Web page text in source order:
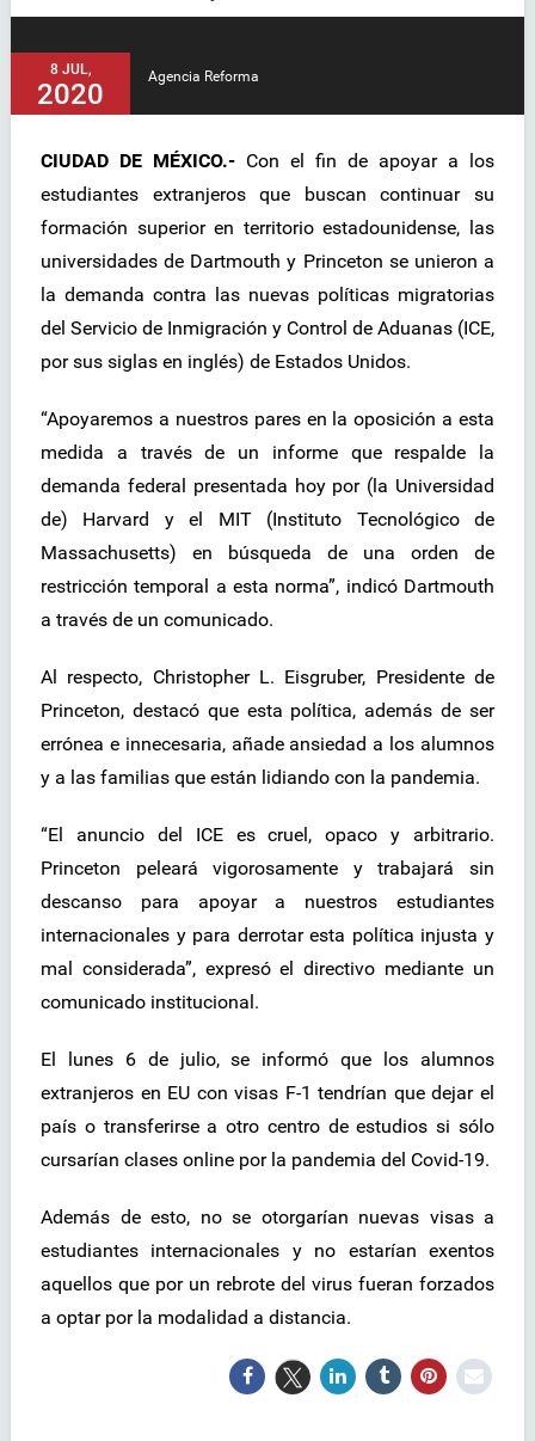
8 JUL,
2020
Agencia Reforma
CIUDAD DE MÉXICO.- Con el fin de apoyar a los
estudiantes extranjeros que buscan continuar su
formación superior en territorio estadounidense, las
universidades de Dartmouth y Princeton se unieron a
la demanda contra las nuevas políticas migratorias
del Servicio de Inmigración y Control de Aduanas (ICE,
por sus siglas en inglés) de Estados Unidos.
“Apoyaremos a nuestros pares en la oposición a esta
medida a través de un informe que respalde la
demanda federal presentada hoy por (la Universidad
de) Harvard y el MIT (Instituto Tecnológico de
Massachusetts) en búsqueda de una orden de
restricción temporal a esta norma”, indicó Dartmouth
a través de un comunicado.
Al respecto, Christopher L. Eisgruber, Presidente de
Princeton, destacó que esta política, además de ser
errónea e innecesaria, añade ansiedad a los alumnos
y a las familias que están lidiando con la pandemia.
“El anuncio del ICE es cruel, opaco y arbitrario.
Princeton peleará vigorosamente y trabajará sin
descanso para apoyar a nuestros estudiantes
internacionales y para derrotar esta política injusta y
mal considerada”, expresó el directivo mediante un
comunicado institucional.
El lunes 6 de julio, se informó que los alumnos
extranjeros en EU con visas F-1 tendrían que dejar el
país o transferirse a otro centro de estudios si sólo
cursarían clases online por la pandemia del Covid-19.
Además de esto, no se otorgarían nuevas visas a
estudiantes internacionales y no estarían exentos
aquellos que por un rebrote del virus fueran forzados
a optar por la modalidad a distancia.